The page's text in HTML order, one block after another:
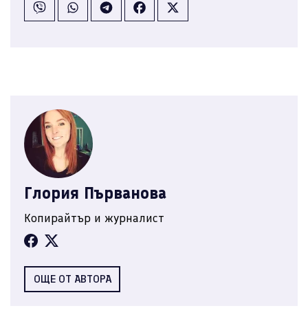
Глория Първанова
Копирайтър и журналист
ОЩЕ ОТ АВТОРА